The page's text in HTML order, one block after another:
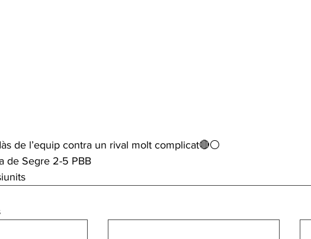
de l’equip contra un rival molt complicat🔴⚪
de Segre 2-5 PBB